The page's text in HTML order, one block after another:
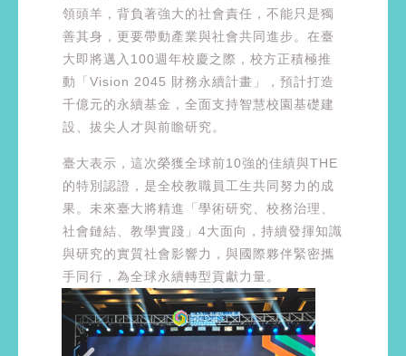
領頭羊，背負著強大的社會責任，不能只是獨
善其身，更要帶動產業與社會共同進步。在臺
大即將邁入100週年校慶之際，校方正積極推
動「Vision 2045 財務永續計畫」，預計打造
千億元的永續基金，全面支持智慧校園基礎建
設、拔尖人才與前瞻研究。
臺大表示，這次榮獲全球前10強的佳績與THE
的特別認證，是全校教職員工生共同努力的成
果。未來臺大將精進「學術研究、校務治理、
社會鏈結、教學實踐」4大面向，持續發揮知識
與研究的實質社會影響力，與國際夥伴緊密攜
手同行，為全球永續轉型貢獻力量。